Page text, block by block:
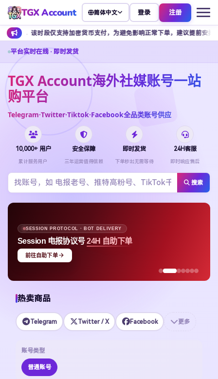
TGX Account 简体中文 登录 注册
支持加密货币支付，为避免影响正常下单，建议提前安排余额充值。
平台实时在线 · 即时发货
TGX Account海外社媒账号一站
购平台
Telegram·Twitter·Tiktok·Facebook全品类账号供应
10,000+ 用户
累计服务用户
安全保障
三年运营值得信赖
即时发货
下单秒出无需等待
24H客服
即时响应售后
搜索
SESSION PROTOCOL · BOT DELIVERY
Session 电报协议号24H 自助下单
前往自助下单
热卖商品
Telegram Twitter / X Facebook 更多
账号类型
普通账号